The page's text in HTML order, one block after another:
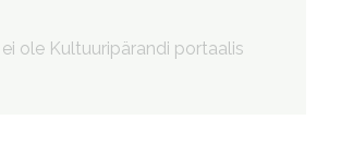
ole Kultuuripärandi portaalis